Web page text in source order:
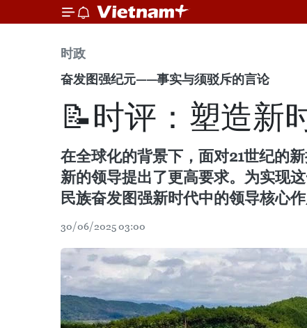
时政
奋发图强纪元——事实与须驳斥的言论
📝时评：塑造新
在全球化的背景下，面对21世纪的
新的领导提出了更高要求。为实现
民族奋发图强新时代中的领导核心作
30/06/2025 03:00